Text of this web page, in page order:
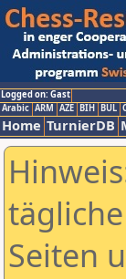
Logged on: Gast
Arabic ARM AZE BIH BUL
Home TurnierDB
Seiten